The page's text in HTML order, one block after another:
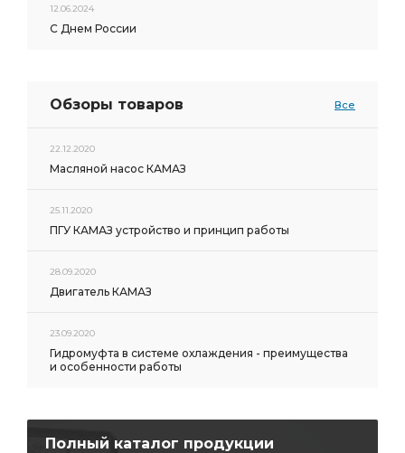
12.06.2024
С Днем России
Обзоры товаров Все
22.12.2020
Масляной насос КАМАЗ
25.11.2020
ПГУ КАМАЗ устройство и принцип работы
28.09.2020
Двигатель КАМАЗ
23.09.2020
Гидромуфта в системе охлаждения - преимущества
и особенности работы
Полный каталог продукции